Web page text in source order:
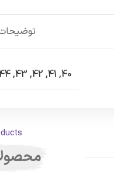
40
,
41
,
42
,
43
,